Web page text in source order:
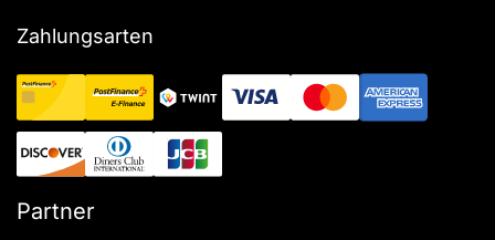
Zahlungsarten
Partner